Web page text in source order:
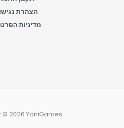
הצהרת
מדיניות
© 2026 YoniGames